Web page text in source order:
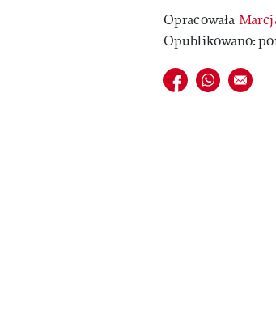
Opracowała
Opublikowano:
Udostępnij na
Udostępnij
E-mail